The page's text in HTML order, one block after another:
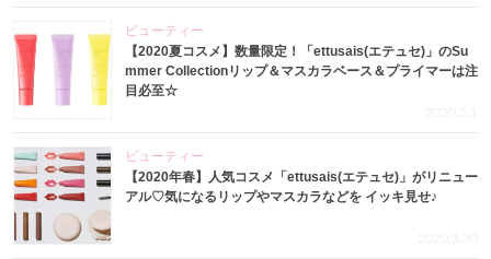
ビューティー
【2020夏コスメ】数量限定！「ettusais(エテュセ)」のSu
mmer Collectionリップ＆マスカラベース＆プライマーは注
目必至☆
2020.5.1
ビューティー
【2020年春】人気コスメ「ettusais(エテュセ)」がリニュー
アル♡気になるリップやマスカラなどを イッキ見せ♪
2020.3.30